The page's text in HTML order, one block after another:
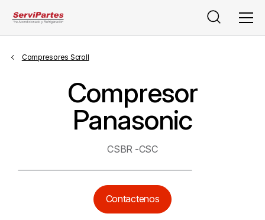
Buscar
Compresores Scroll
Compresor
Panasonic
CSBR -CSC
Contactenos